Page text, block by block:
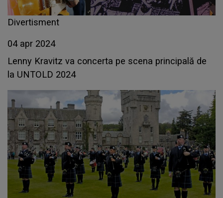
Divertisment
04 apr 2024
Lenny Kravitz va concerta pe scena principală de
la UNTOLD 2024